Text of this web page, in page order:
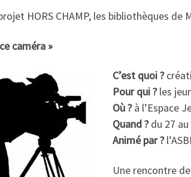
HORS CHAMP, les bibliothèques
caméra »
C’est quoi ?
Pour qui ?les
Où ?à l’Espace
Quand ?du 27 au
Animé par ?
Une rencontre